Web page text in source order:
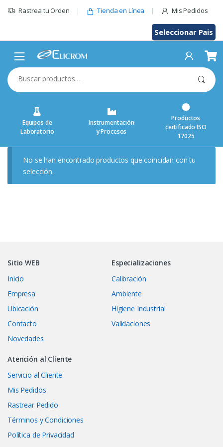
Rastrea tu Orden Tienda en Línea Mis Pedidos
Seleccionar Pais
Buscar
por:
Equipos de
Laboratorio
Instrumentación
y Procesos
Productos
certificado ISO
17025
No se han encontrado productos que coincidan con tu
selección.
Sitio WEB
Inicio
Empresa
Ubicación
Contacto
Novedades
Especializaciones
Calibración
Ambiente
Higiene Industrial
Validaciones
Atención al Cliente
Servicio al Cliente
Mis Pedidos
Rastrear Pedido
Términos y Condiciones
Política de Privacidad